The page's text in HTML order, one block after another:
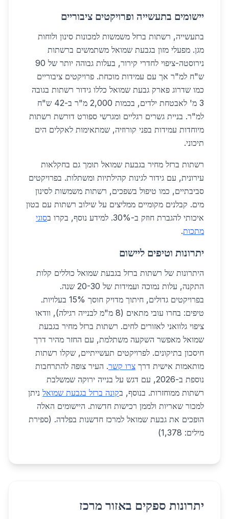
יישומים בתעשייה ופרויקטים ציבוריים
בתעשייה, רשתות ברזל משמשות למכונות סינון ולוחות
מגן. מפעלי מזון בגבעת שמואל משתמשים ברשתות
נירוסטה-ציפוי לחדרי קירור, בעלות גבוהה יותר של 90
ש"ח למ"ר אך עם עמידות מוכחת. פרויקטים ציבוריים
כמו שדרוג פארק גבעת שמואל כללו גידור רשתות בגובה
3 מ' לאבטחת ילדים, בכמות 2,000 מ"ר ב-42 ש"ח
למ"ר. בניית גשרים רגליים ומגרשי ספורט דורשת רשתות
מיוחדות עמידות בפני קורוזיה, שמתאימות לאקלים הים
תיכוני.
רשתות ברזל מחיר בגבעת שמואל תומך גם בחקלאות
עירונית, עם גידור לגינות קהילתיות ומשתלות. בפרויקטים
סביבתיים, כמו טיפול בשפכים, רשתות משמשות לסינון
מים. קבלנים מקומיים ממליצים על שילוב רשתות עם בטון
איכותי להגברת חוזק ב-30%. למידע נוסף, בקרו ב
סוגי
מתכות.
יתרונות וטיפים ליישום
היתרונות של רשתות ברזל בגבעת שמואל כוללים קלות
התקנה, עלות נמוכה ועמידות של 20-30 שנה.
בפרויקטים גדולים, חיתוך מדויק חוסך 15% בעלויות.
טיפים: בחרו עובי מתאים (8 מ"מ לבנייה רגילה), וודאו
ציפוי גלוואני לאזורים לחים. רשתות ברזל מחיר בגבעת
שמואל מאפשר השקעה משתלמת, עם החזר מהיר דרך
חיסכון בתיקונים. לפרויקטים תעשייתיים, שקלו רשתות
מותאמות אישית דרך צרו קשר. העיר צופה להתרחבות
נוספת ב-2026, עם דגש על בנייה ירוקה שמשלבת
רשתות ממוחזרות. בנוסף, בקונה ברזל בגבעת שמואל ניתן
למכור שאריות ולממן רכישות חדשות. היישומים האלה
הופכים את גבעת שמואל למרכז חדשנות בפלדה. (ספירת
מילים: 1,378)
יתרונות ספקים באזור מרכז